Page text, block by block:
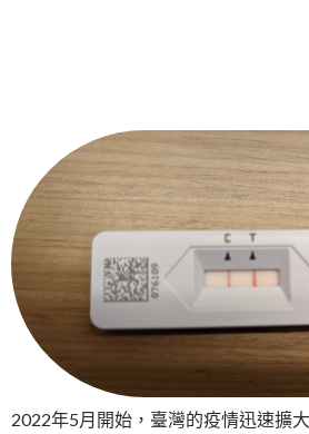
2022年5月開始，臺灣的疫情迅速擴大